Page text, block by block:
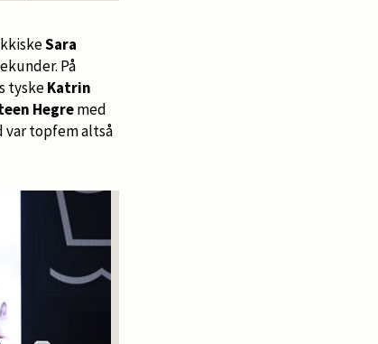
Sara
På
tyskeKatrin
Hegremed
var topfem altså